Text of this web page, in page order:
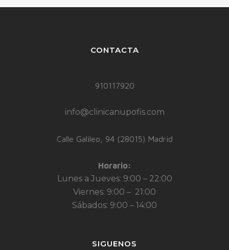
CONTACTA
910117920
info@clinicanupofis.com
Calle Galileo, 94 (28015) Madrid
Horario:
Lunes a Jueves: 9:00 – 22:00
Viernes: 9:00 – 21:00
Sábados: 9:00 – 14:00
SIGUENOS